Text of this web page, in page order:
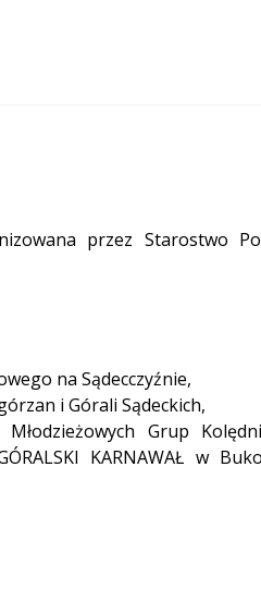
przez Starostwo
na Sądecczyźnie,
i Górali Sądeckich,
Grup
KARNAWAŁ w